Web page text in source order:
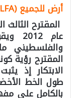
أرض للجميع(ALFA)
المقترح الثالث
عام
والفلسطيني
الابتكار إذ
طول الخط